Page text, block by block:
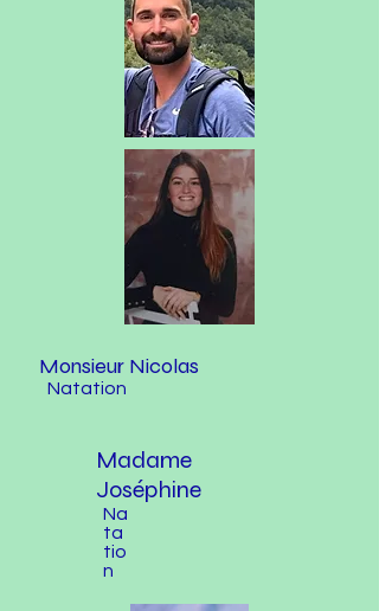
Monsieur Nicolas
Natation
Madame
Joséphine
Na
ta
tio
n